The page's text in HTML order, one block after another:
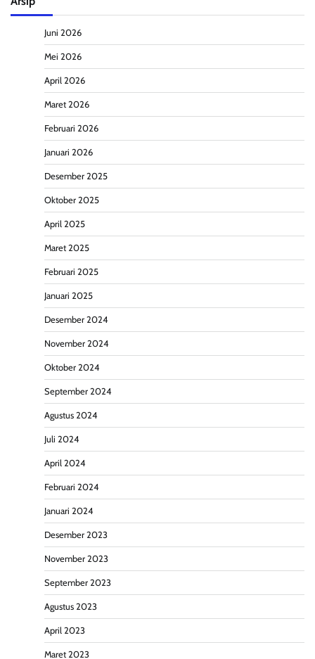
Juni 2026
Mei 2026
April 2026
Maret 2026
Februari 2026
Januari 2026
Desember 2025
Oktober 2025
April 2025
Maret 2025
Februari 2025
Januari 2025
Desember 2024
November 2024
Oktober 2024
September 2024
Agustus 2024
Juli 2024
April 2024
Februari 2024
Januari 2024
Desember 2023
November 2023
September 2023
Agustus 2023
April 2023
Maret 2023